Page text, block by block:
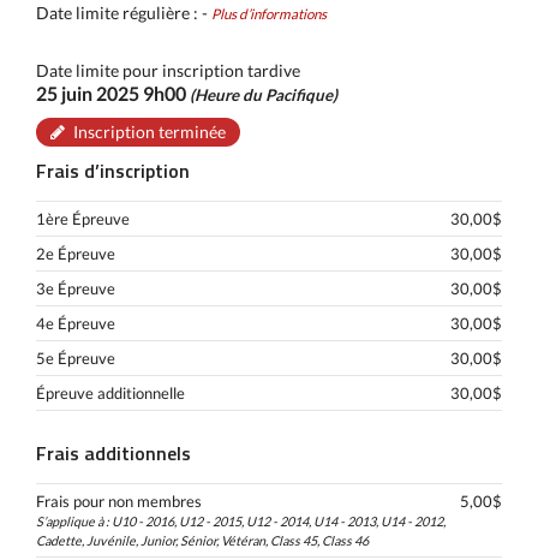
Date limite régulière : - Plus d’informations
Date limite pour inscription tardive
25 juin 2025 9h00 (Heure du Pacifique)
Inscription terminée
Frais d’inscription
1ère Épreuve
30,00$
2e Épreuve
30,00$
3e Épreuve
30,00$
4e Épreuve
30,00$
5e Épreuve
30,00$
Épreuve additionnelle
30,00$
Frais additionnels
Frais pour non membres
S’applique à : U10 - 2016, U12 - 2015, U12 - 2014, U14 - 2013, U14 - 2012,
Cadette, Juvénile, Junior, Sénior, Vétéran, Class 45, Class 46
5,00$